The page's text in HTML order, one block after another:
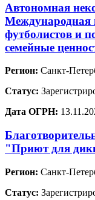
Автономная
Международная
футболистов и
семейные
Регион: Санкт-
Статус:
Дата ОГРН:
"Приют для
Регион: Санкт-
Статус: